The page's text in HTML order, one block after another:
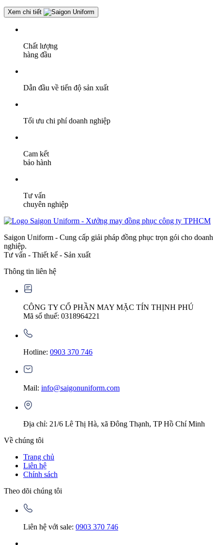
Xem chi tiết
Chất lượng
hàng đầu
Dẫn đầu về tiến độ sản xuất
Tối ưu chi phí doanh nghiệp
Cam kết
bảo hành
Tư vấn
chuyên nghiệp
Saigon Uniform - Cung cấp giải pháp đồng phục trọn gói cho doanh
nghiệp.
Tư vấn - Thiết kế - Sản xuất
Thông tin liên hệ
CÔNG TY CỔ PHẦN MAY MẶC TÍN THỊNH PHÚ
Mã số thuế: 0318964221
Hotline: 0903 370 746
Mail: info@saigonuniform.com
Địa chỉ: 21/6 Lê Thị Hà, xã Đông Thạnh, TP Hồ Chí Minh
Về chúng tôi
Trang chủ
Liên hệ
Chính sách
Theo dõi chúng tôi
Liên hệ với sale: 0903 370 746